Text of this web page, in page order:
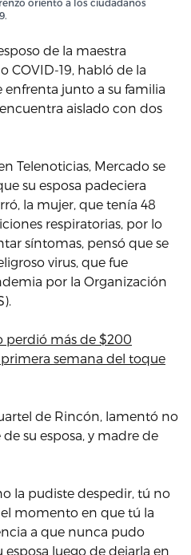
orientó a los ciudadanos
de la maestra
COVID-19, habló de la
junto a su familia
aislado con dos
Telenoticias, Mercado se
su esposa padeciera
la mujer, que tenía 48
respiratorias, por lo
síntomas, pensó que se
virus, que fue
por la Organización
perdió más de $200
semana del toque
de Rincón, lamentó no
su esposa, y madre de
la pudiste despedir, tú no
momento en que tú la
a que nunca pudo
luego de dejarla en